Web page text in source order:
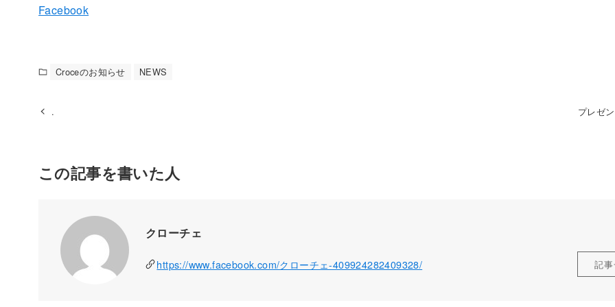
Facebook
Croceのお知らせ NEWS
. プレゼ
この記事を書いた人
クローチェ
https://www.facebook.com/クローチェ-409924282409328/ 記